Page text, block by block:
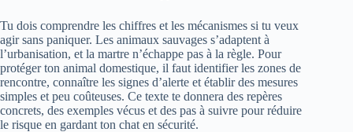
Tu dois comprendre les chiffres et les mécanismes si tu veux
agir sans paniquer. Les animaux sauvages s’adaptent à
l’urbanisation, et la martre n’échappe pas à la règle. Pour
protéger ton animal domestique, il faut identifier les zones de
rencontre, connaître les signes d’alerte et établir des mesures
simples et peu coûteuses. Ce texte te donnera des repères
concrets, des exemples vécus et des pas à suivre pour réduire
le risque en gardant ton chat en sécurité.